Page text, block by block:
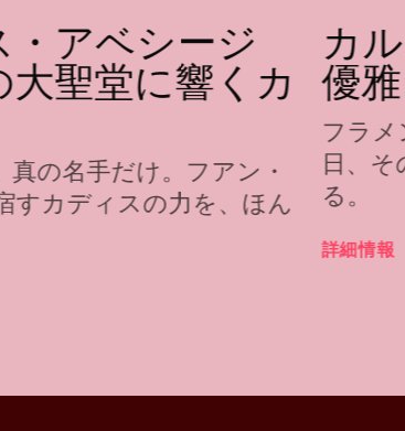
アベシージ
聖堂に響くカ
の名手だけ。フアン・
すカディスの力を、ほん
カ
優
フラメ
日、
る。
詳細情報